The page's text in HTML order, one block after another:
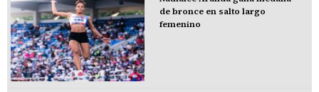
de bronce en salto largo
femenino